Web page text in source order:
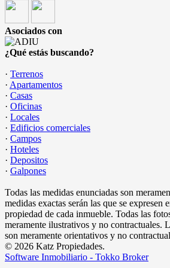
Asociados con
¿Qué estás buscando?
· Terrenos
· Apartamentos
· Casas
· Oficinas
· Locales
· Edificios comerciales
· Campos
· Hoteles
· Depositos
· Galpones
Todas las medidas enunciadas son
medidas exactas serán las que se expresen
propiedad de cada inmueble. Todas las
meramente ilustrativos y no contractuales.
son meramente orientativos y no
© 2026 Katz Propiedades.
Software Inmobiliario - Tokko Broker